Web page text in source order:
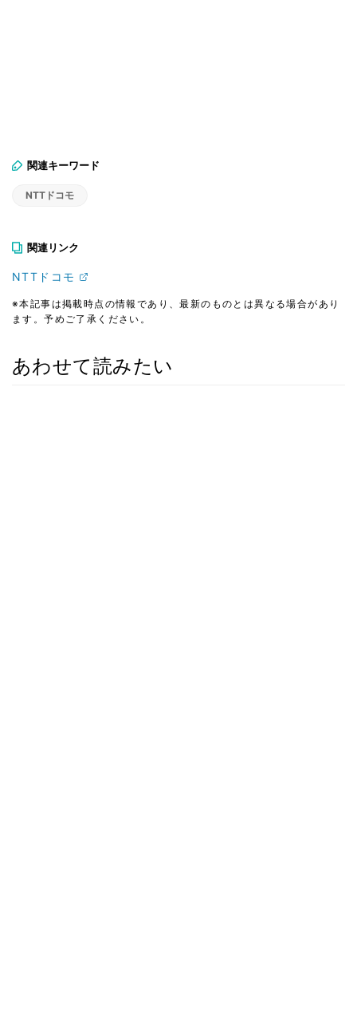
関連キーワード
NTTドコモ
関連リンク
NTTドコモ
※本記事は掲載時点の情報であり、最新のものとは異なる場合があり
ます。予めご了承ください。
あわせて読みたい